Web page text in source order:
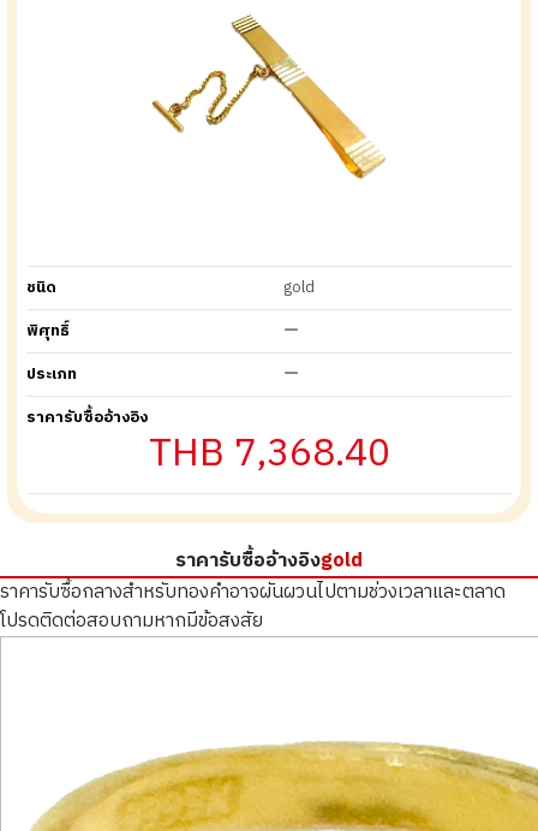
ชนิด
gold
พิศุทธิ์
ー
ประเภท
ー
ราคารับซื้ออ้างอิง
THB 7,368.40
ราคารับซื้ออ้างอิงgold
ราคารับซื้อกลางสำหรับทองคำอาจผันผวนไปตามช่วงเวลาและตลาด
โปรดติดต่อสอบถามหากมีข้อสงสัย